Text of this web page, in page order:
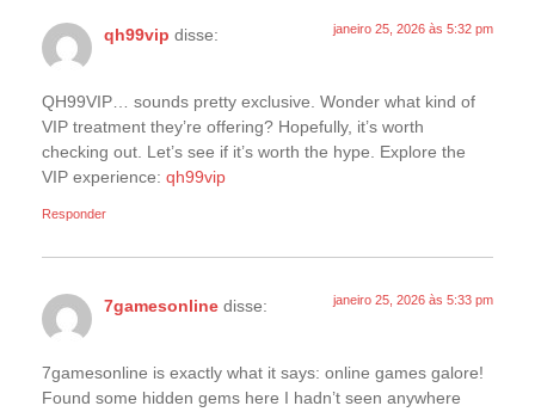
qh99vip disse: janeiro 25, 2026 às 5:32 pm
QH99VIP… sounds pretty exclusive. Wonder what kind of
VIP treatment they’re offering? Hopefully, it’s worth
checking out. Let’s see if it’s worth the hype. Explore the
VIP experience: qh99vip
Responder
7gamesonline disse: janeiro 25, 2026 às 5:33 pm
7gamesonline is exactly what it says: online games galore!
Found some hidden gems here I hadn’t seen anywhere